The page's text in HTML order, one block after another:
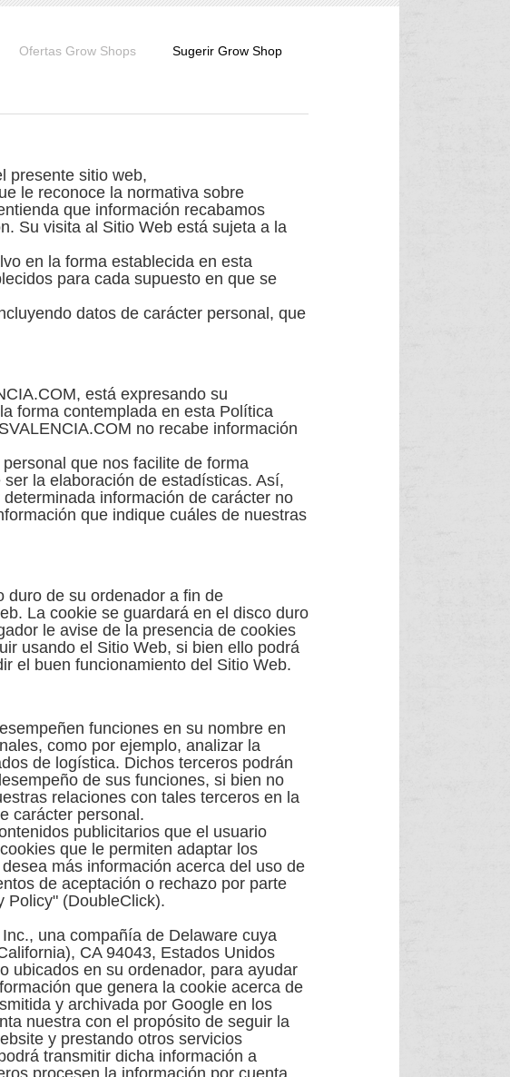
Ofertas Grow Shops Sugerir Grow Shop
presente sitio web,
le reconoce la normativa sobre
que información recabamos
Su visita al Sitio Web está sujeta a la
en la forma establecida en esta
para cada supuesto en que se
datos de carácter personal, que
está expresando su
forma contemplada en esta Política
no recabe información
que nos facilite de forma
la elaboración de estadísticas. Así,
información de carácter no
que indique cuáles de nuestras
duro de su ordenador a fin de
La cookie se guardará en el disco duro
le avise de la presencia de cookies
usando el Sitio Web, si bien ello podrá
el buen funcionamiento del Sitio Web.
funciones en su nombre en
como por ejemplo, analizar la
de logística. Dichos terceros podrán
de sus funciones, si bien no
relaciones con tales terceros en la
carácter personal.
publicitarios que el usuario
que le permiten adaptar los
más información acerca del uso de
de aceptación o rechazo por parte
Policy" (DoubleClick).
una compañía de Delaware cuya
CA 94043, Estados Unidos
ubicados en su ordenador, para ayudar
que genera la cookie acerca de
y archivada por Google en los
nuestra con el propósito de seguir la
y prestando otros servicios
transmitir dicha información a
procesen la información por cuenta